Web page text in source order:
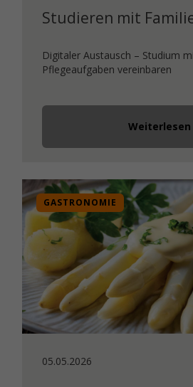
Studieren mit
Digitaler Austausch – Studium
Pflegeaufgaben vereinbaren
Weiterlesen
GASTRONOMIE
05.05.2026